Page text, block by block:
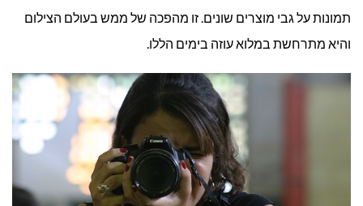
תמונות על גבי מוצרים שונים. זו מהפכה של ממש בעולם הצילום
והיא מתרחשת במלוא עוזה בימים הללו.